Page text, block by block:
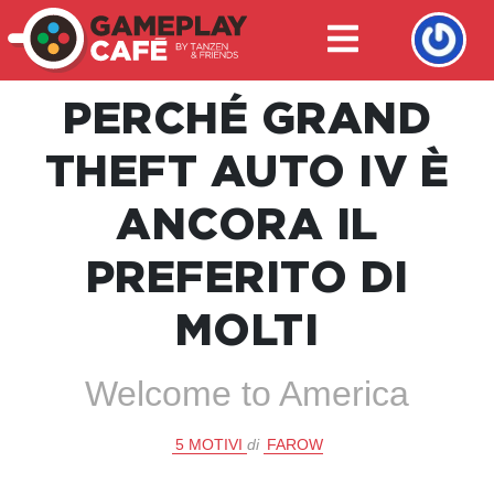
PERCHÉ GRAND
THEFT AUTO IV È
ANCORA IL
PREFERITO DI
MOLTI
Welcome to America
5 MOTIVI di FAROW